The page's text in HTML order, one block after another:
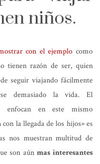
niños.
con el ejemplo como
tienen razón de ser, quien
seguir viajando fácilmente
demasiado la vida. El
enfocan en este mismo
la llegada de los hijos» es
nos muestran multitud de
son aúnmas interesantes